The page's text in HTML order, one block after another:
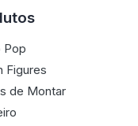
Pop
Figures
de Montar